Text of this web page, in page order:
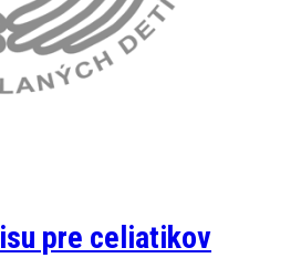
pre celiatikov